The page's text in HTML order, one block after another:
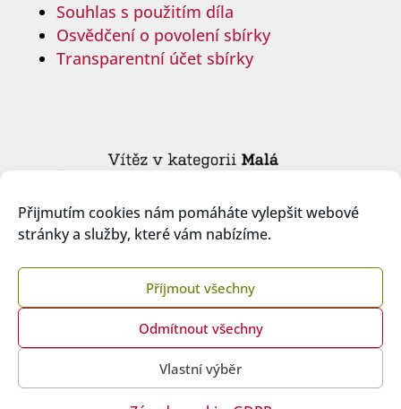
Přijmutím cookies nám pomáháte vylepšit webové
stránky a služby, které vám nabízíme.
Příjmout všechny
Odmítnout všechny
Vlastní výběr
Souhlas s použitím díla
Osvědčení o povolení sbírky
Transparentní účet sbírky
Copyright © 2026 České ILCO, z.s.